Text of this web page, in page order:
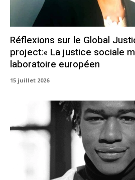
Réflexions sur le Global
project:« La justice sociale
laboratoire européen
15 juillet 2026